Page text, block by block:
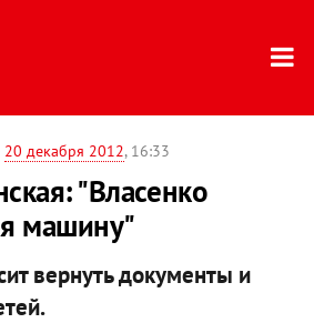
20 декабря 2012, 16:33
"Власенко
машину"
вернуть документы и